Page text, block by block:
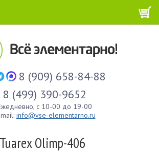
8 (909) 658-84-88
8 (499) 390-9652
с 10-00 до 19-00
info@vse-elementarno.ru
Olimp-406